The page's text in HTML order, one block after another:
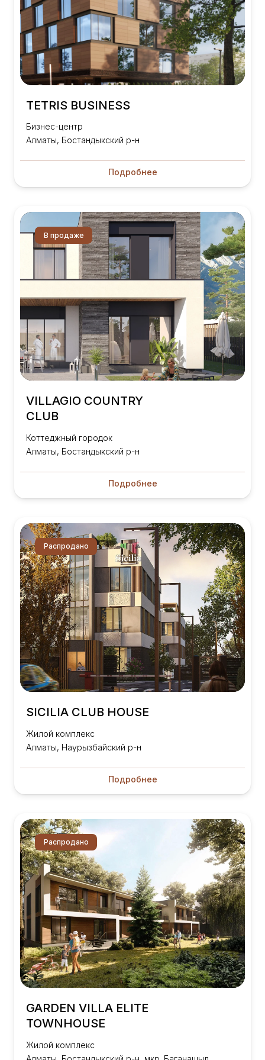
TETRIS BUSINESS
Бизнес-центр
Алматы, Бостандыкский р-н
Подробнее
В продаже
VILLAGIO COUNTRY
CLUB
Коттеджный городок
Алматы, Бостандыкский р-н
Подробнее
Распродано
SICILIA CLUB HOUSE
Жилой комплекс
Алматы, Наурызбайский р-н
Подробнее
Распродано
GARDEN VILLA ELITE
TOWNHOUSE
Жилой комплекс